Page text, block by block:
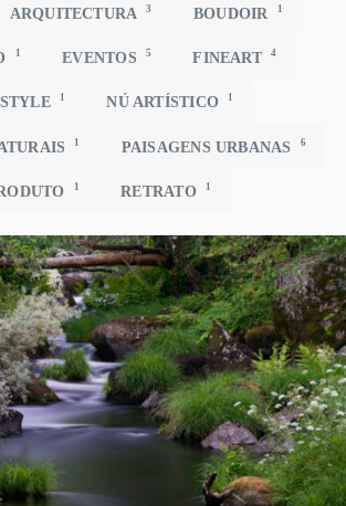
ARQUITECTURA 3 BOUDOIR 1
1 EVENTOS 5 FINEART 4
1 NÚ ARTÍSTICO 1
1 PAISAGENS URBANAS 6
1 RETRATO 1